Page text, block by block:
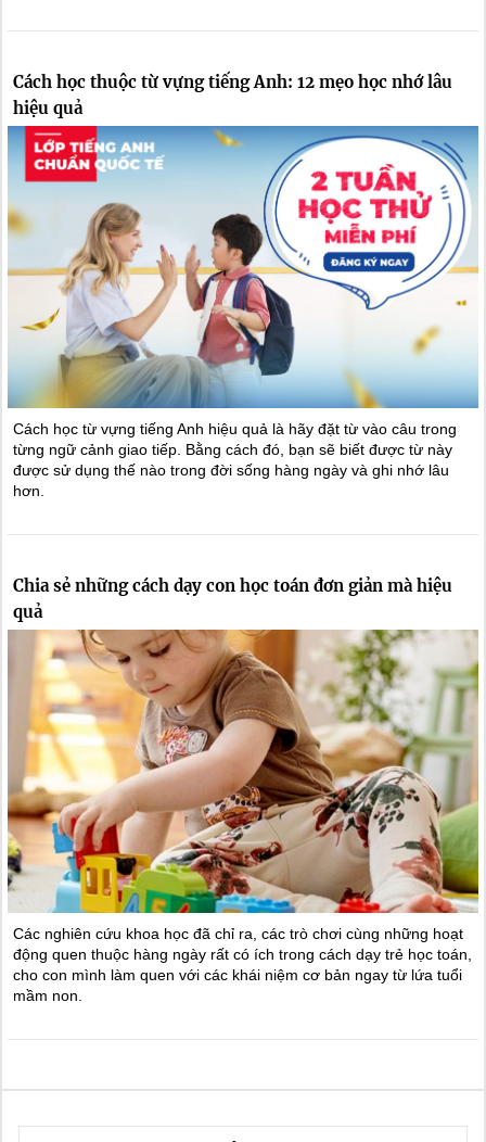
Cách học thuộc từ vựng tiếng Anh: 12 mẹo học nhớ lâu
hiệu quả
Cách học từ vựng tiếng Anh hiệu quả là hãy đặt từ vào câu trong
từng ngữ cảnh giao tiếp. Bằng cách đó, bạn sẽ biết được từ này
được sử dụng thế nào trong đời sống hàng ngày và ghi nhớ lâu
hơn.
Chia sẻ những cách dạy con học toán đơn giản mà hiệu
quả
Các nghiên cứu khoa học đã chỉ ra, các trò chơi cùng những hoạt
động quen thuộc hàng ngày rất có ích trong cách dạy trẻ học toán,
cho con mình làm quen với các khái niệm cơ bản ngay từ lứa tuổi
mầm non.